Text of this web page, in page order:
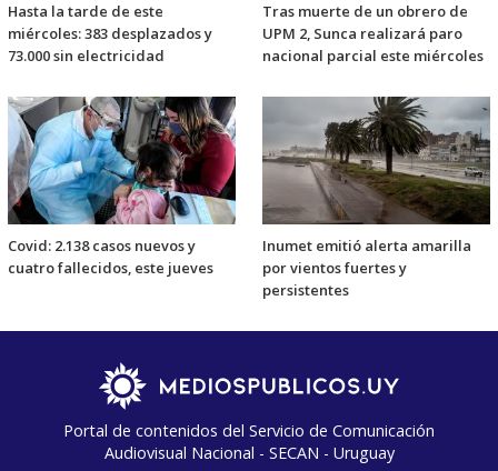
Hasta la tarde de este
miércoles: 383 desplazados y
73.000 sin electricidad
Tras muerte de un obrero de
UPM 2, Sunca realizará paro
nacional parcial este miércoles
Covid: 2.138 casos nuevos y
cuatro fallecidos, este jueves
Inumet emitió alerta amarilla
por vientos fuertes y
persistentes
Portal de contenidos del Servicio de Comunicación
Audiovisual Nacional - SECAN - Uruguay